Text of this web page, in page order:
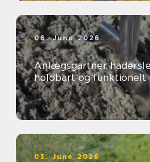
06. June 2026
Anlægsgartner haderslev sådan får
holdbart og funktionelt
03. June 2026